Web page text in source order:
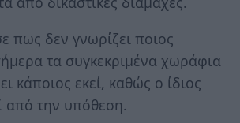
πως δεν γνωρίζει ποιος
τα συγκεκριμένα χωράφια
κάποιος εκεί, καθώς ο ίδιος
από την υπόθεση.